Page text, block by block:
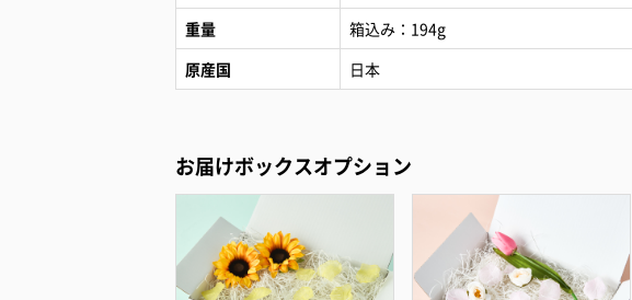
重量
箱込み：194g
原産国
日本
お届けボックスオプション